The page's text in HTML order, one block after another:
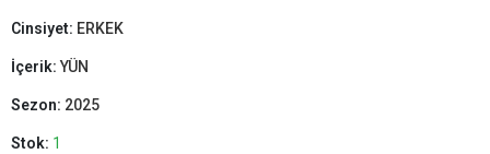
Cinsiyet: ERKEK
İçerik:YÜN
Sezon: 2025
Stok: 1